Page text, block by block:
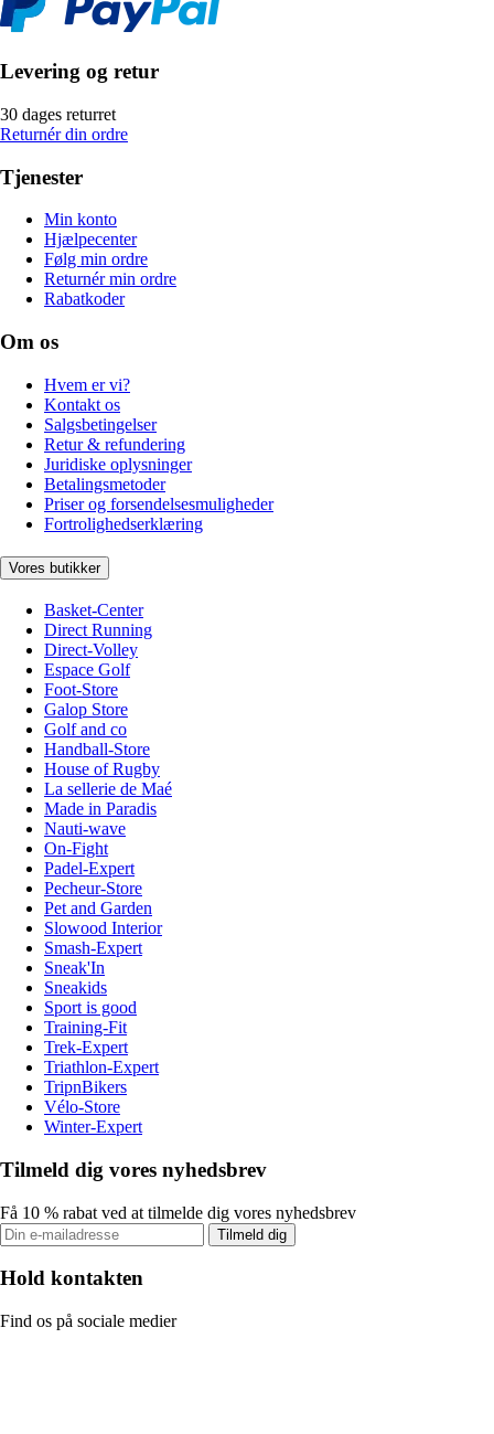
Levering og retur
30 dages returret
Returnér din ordre
Tjenester
Min konto
Hjælpecenter
Følg min ordre
Returnér min ordre
Rabatkoder
Om os
Hvem er vi?
Kontakt os
Salgsbetingelser
Retur & refundering
Juridiske oplysninger
Betalingsmetoder
Priser og forsendelsesmuligheder
Fortrolighedserklæring
Vores butikker
Basket-Center
Direct Running
Direct-Volley
Espace Golf
Foot-Store
Galop Store
Golf and co
Handball-Store
House of Rugby
La sellerie de Maé
Made in Paradis
Nauti-wave
On-Fight
Padel-Expert
Pecheur-Store
Pet and Garden
Slowood Interior
Smash-Expert
Sneak'In
Sneakids
Sport is good
Training-Fit
Trek-Expert
Triathlon-Expert
TripnBikers
Vélo-Store
Winter-Expert
Tilmeld dig vores nyhedsbrev
Få 10 % rabat ved at tilmelde dig vores nyhedsbrev
Tilmeld dig
Hold kontakten
Find os på sociale medier